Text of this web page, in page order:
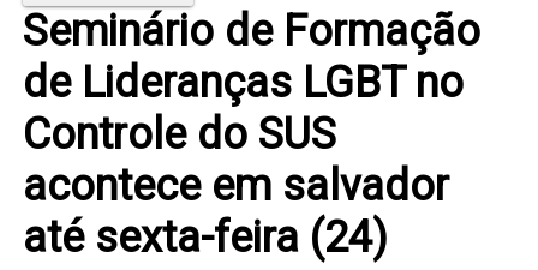
Seminário de Formação
de Lideranças LGBT no
Controle do SUS
acontece em salvador
até sexta-feira (24)